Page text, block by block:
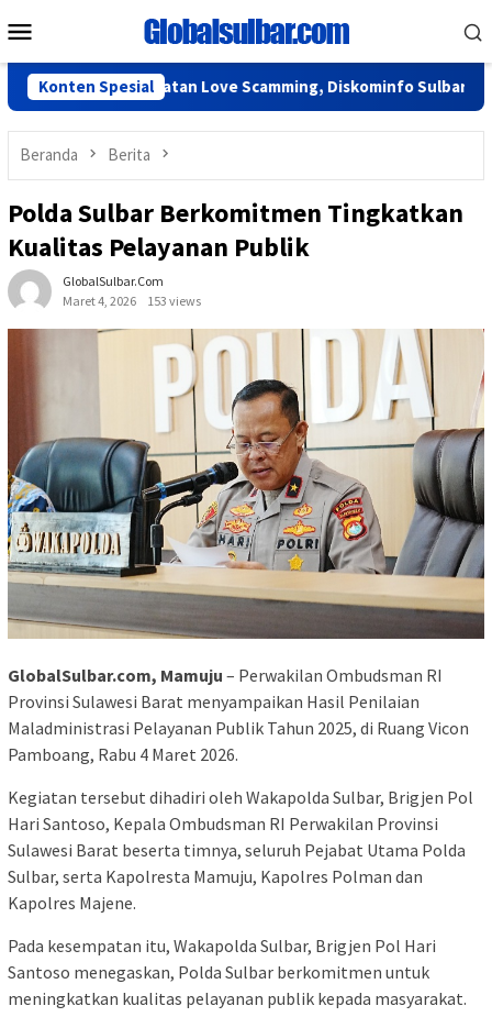
ke
Mobile
Konten Spesial
Kejahatan Love Scamming, Diskominfo Sulbar Perkuat
Beranda Berita
Polda Sulbar Berkomitmen Tingkatkan
Kualitas Pelayanan Publik
GlobalSulbar.com
Maret 4, 2026
153 views
GlobalSulbar.com, Mamuju – Perwakilan Ombudsman RI
Provinsi Sulawesi Barat menyampaikan Hasil Penilaian
Maladministrasi Pelayanan Publik Tahun 2025, di Ruang Vicon
Pamboang, Rabu 4 Maret 2026.
Kegiatan tersebut dihadiri oleh Wakapolda Sulbar, Brigjen Pol
Hari Santoso, Kepala Ombudsman RI Perwakilan Provinsi
Sulawesi Barat beserta timnya, seluruh Pejabat Utama Polda
Sulbar, serta Kapolresta Mamuju, Kapolres Polman dan
Kapolres Majene.
Pada kesempatan itu, Wakapolda Sulbar, Brigjen Pol Hari
Santoso menegaskan, Polda Sulbar berkomitmen untuk
meningkatkan kualitas pelayanan publik kepada masyarakat.